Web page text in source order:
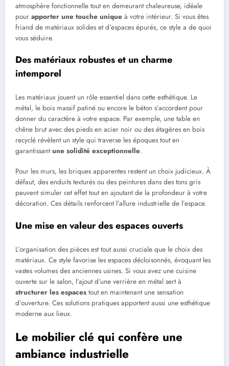
atmosphère fonctionnelle tout en demeurant chaleureuse, idéale
pour apporter une touche unique à votre intérieur. Si vous êtes
friand de matériaux solides et d’espaces épurés, ce style a de quoi
vous séduire.
Des matériaux robustes et un charme
intemporel
Les matériaux jouent un rôle essentiel dans cette esthétique. Le
métal, le bois massif patiné ou encore le béton s’accordent pour
donner du caractère à votre espace. Par exemple, une table en
chêne brut avec des pieds en acier noir ou des étagères en bois
recyclé révèlent un style qui traverse les époques tout en
garantissantune solidité exceptionnelle.
Pour les murs, les briques apparentes restent un choix judicieux. À
défaut, des enduits texturés ou des peintures dans des tons gris
peuvent simuler cet effet tout en ajoutant de la profondeur à votre
décoration. Ces détails renforcent l’allure industrielle de l’espace.
Une mise en valeur des espaces ouverts
L’organisation des pièces est tout aussi cruciale que le choix des
matériaux. Ce style favorise les espaces décloisonnés, évoquant les
vastes volumes des anciennes usines. Si vous avez une cuisine
ouverte sur le salon, l’ajout d’une verrière en métal sert à
structurer les espaces tout en maintenant une sensation
d’ouverture. Ces solutions pratiques apportent aussi une esthétique
moderne aux lieux.
Le mobilier clé qui confère une
ambiance industrielle